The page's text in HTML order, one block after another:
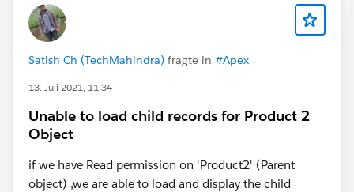
Satish Ch (TechMahindra) fragte in #Apex
13. Juli 2021, 11:34
Unable to load child records for Product 2
Object
if we have Read permission on 'Product2' (Parent
object) ,we are able to load and display the child